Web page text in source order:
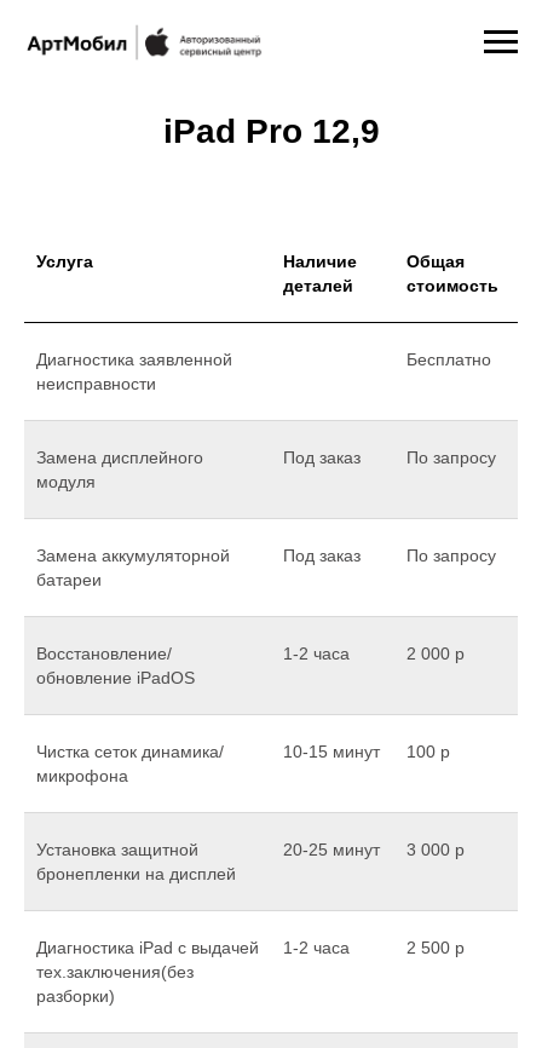
iPad Pro 12,9
Услуга
Наличие
деталей
Общая
стоимость
Диагностика заявленной
неисправности
Бесплатно
Замена дисплейного
модуля
Под заказ По запросу
Замена аккумуляторной
батареи
Под заказ По запросу
Восстановление/
обновление iPadOS
1-2 часа 2 000 р
Чистка сеток динамика/
микрофона
10-15 минут 100 р
Установка защитной
бронепленки на дисплей
20-25 минут 3 000 р
Диагностика iPad с выдачей
тех.заключения(без
разборки)
1-2 часа 2 500 р